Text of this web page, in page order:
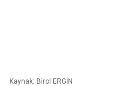
Kaynak: Birol ERGİN